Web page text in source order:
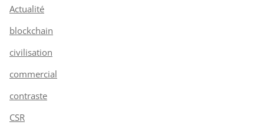
Actualité
blockchain
civilisation
commercial
contraste
CSR